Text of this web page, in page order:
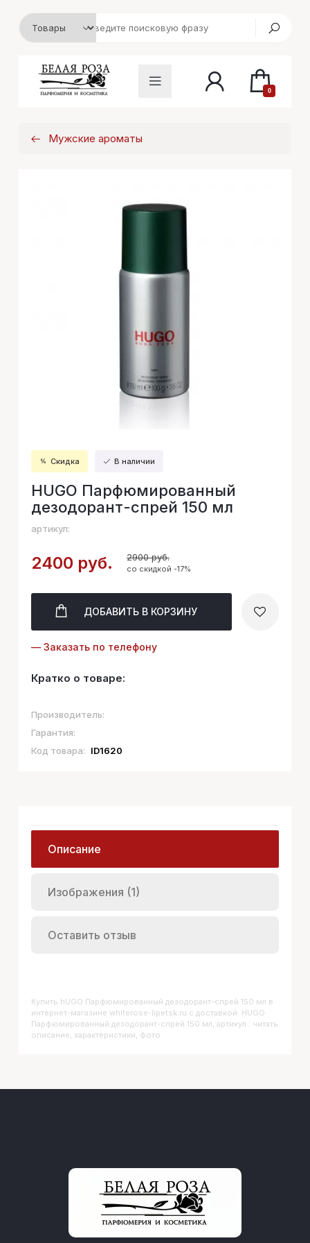
0
Мужские ароматы
Скидка В наличии
HUGO Парфюмированный
дезодорант-спрей 150 мл
артикул:
2400 руб. 2900 руб.
со скидкой -17%
ДОБАВИТЬ В КОРЗИНУ
— Заказать по телефону
Кратко о товаре:
Производитель:
Гарантия:
Код товара:
ID1620
Описание
Изображения (1)
Оставить отзыв
Купить HUGO Парфюмированный дезодорант-спрей 150 мл в
интернет-магазине whiterose-lipetsk.ru с доставкой. HUGO
Парфюмированный дезодорант-спрей 150 мл, артикул : читать
описание, характеристики, фото